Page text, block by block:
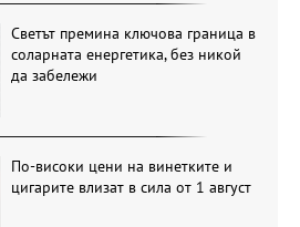
Светът премина ключова граница в
соларната енергетика, без никой
да забележи
По-високи цени на винетките и
цигарите влизат в сила от 1 август